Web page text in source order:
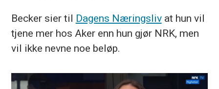
Becker sier til Dagens Næringslivat hun vil
tjene mer hos Aker enn hun gjør NRK, men
vil ikke nevne noe beløp.